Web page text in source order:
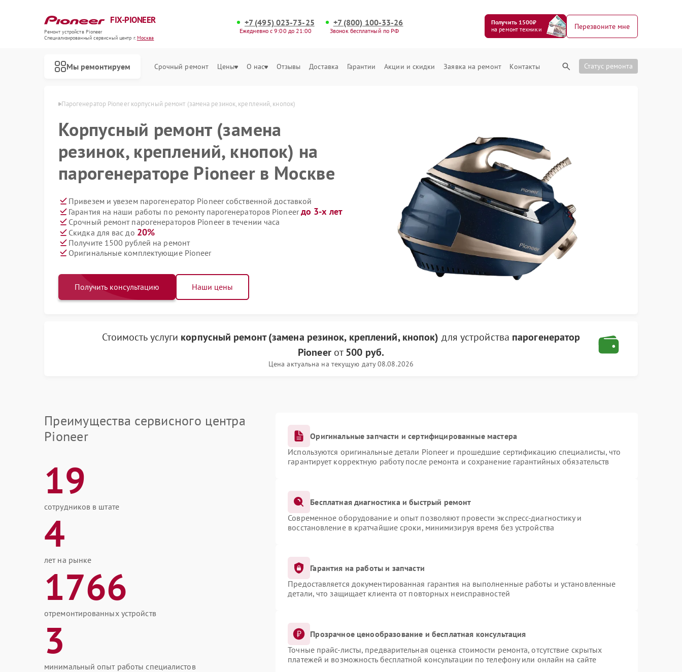
FIX-PIONEER
Ремонт устройств Pioneer
Специализированный cервисный центр г.Москва
+7 (495) 023-73-25
Ежедневно с 9:00 до 21:00
+7 (800) 100-33-26
Звонок бесплатный по РФ
Получить 1500₽
на ремонт техники
Перезвоните мне
Мы ремонтируем Срочный ремонт Цены О нас Отзывы Доставка Гарантии Акции и скидки Заявка на ремонт Контакты Статус ремонта
Парогенератор Pioneer корпусный ремонт (замена резинок, креплений, кнопок)
Корпусный ремонт (замена
резинок, креплений, кнопок) на
парогенераторе Pioneer в Москве
Привезем и увезем парогенератор Pioneer собственной доставкой
Гарантия на наши работы по ремонту парогенераторов Pioneerдо 3-х лет
Срочный ремонт парогенераторов Pioneer в течении часа
Скидка для вас до 20%
Получите 1500 рублей на ремонт
Оригинальные комплектующие Pioneer
Получить консультацию Наши цены
Стоимость услуги корпусный ремонт (замена резинок, креплений, кнопок) для устройства парогенератор
Pioneerот500 руб.
Цена актуальна на текущую дату 08.08.2026
Преимущества сервисного центра
Pioneer
19
сотрудников в штате
4
лет на рынке
1766
отремонтированных устройств
3
минимальный опыт работы специалистов
Оригинальные запчасти и сертифицированные мастера
Используются оригинальные детали Pioneer и прошедшие сертификацию специалисты, что
гарантирует корректную работу после ремонта и сохранение гарантийных обязательств
Бесплатная диагностика и быстрый ремонт
Современное оборудование и опыт позволяют провести экспресс-диагностику и
восстановление в кратчайшие сроки, минимизируя время без устройства
Гарантия на работы и запчасти
Предоставляется документированная гарантия на выполненные работы и установленные
детали, что защищает клиента от повторных неисправностей
Прозрачное ценообразование и бесплатная консультация
Точные прайс-листы, предварительная оценка стоимости ремонта, отсутствие скрытых
платежей и возможность бесплатной консультации по телефону или онлайн на сайте